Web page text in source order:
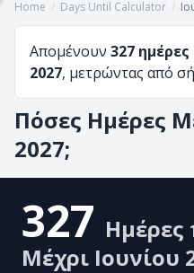
Home / Days Until Calculator /
Απομένουν 327 ημέρες
2027, μετρώντας από
Πόσες Ημέρες
2027;
327
Μέχρι Ιουνίου